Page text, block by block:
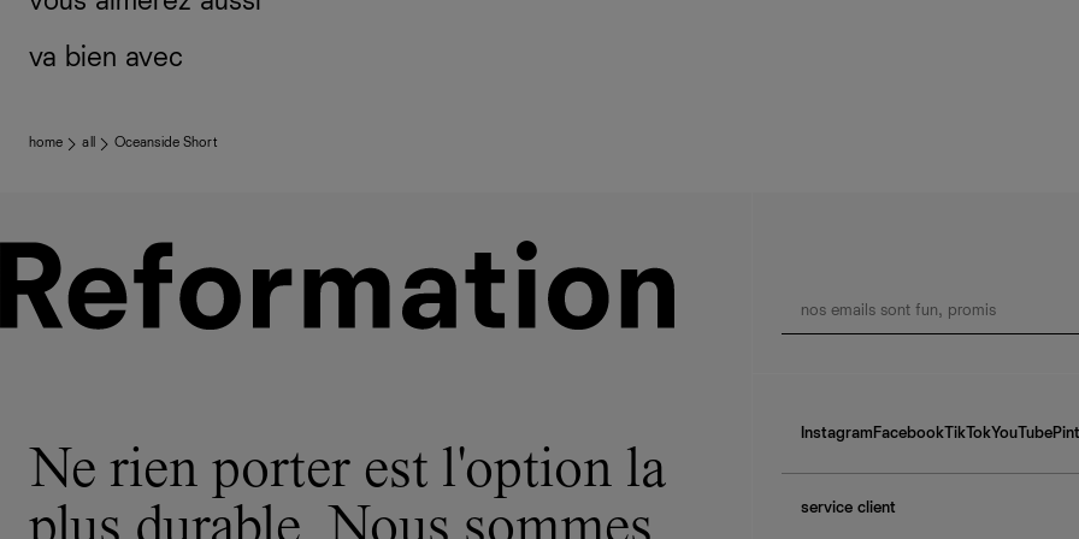
va bien avec
home all Oceanside Short
Ne rien porter est l'option la
Instagram FacebookTikTokYouTube
service client